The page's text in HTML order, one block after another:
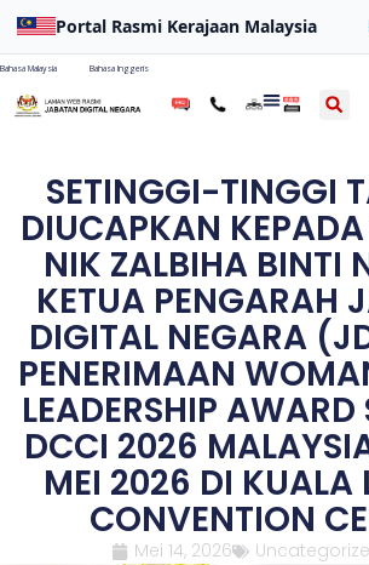
Portal Rasmi Kerajaan Malaysia
Bahasa Malaysia Bahasa Inggeris
SETINGGI-TINGGI
DIUCAPKAN KEPADA
NIK ZALBIHA BINTI
KETUA PENGARAH
DIGITAL NEGARA
PENERIMAAN
LEADERSHIP AWARD
DCCI 2026
MEI 2026 DI KUALA
CONVENTION
Mei 14, 2026